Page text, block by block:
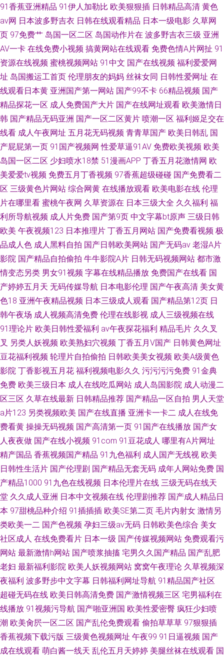
91香蕉亚洲精品 91伊人加勒比 欧美狠狠插 日韩精品高清 黄色
av网 日本波多野吉衣 日韩在线观看精品 日本一级电影 久草网
页 97免费艹 岛国一区二区 岛国动作片在 波多野吉衣三级 亚洲
AV一卡 在线免费小视频 搞黄网站在线观看 免费色情A片网扯 91
资源在线视频 蜜桃视频网站 91中文 国产在线视频 福利爱爱网
址 岛国搬运工首页 伦理朋友的妈妈 丝袜女同 日韩性爱网址 在
线观看日本黄 亚洲国产第一网站 国产99不卡 66精品视频 国产
精品探花一区 成人免费国产大片 国产在线网址观看 欧美激情日
韩 国产精品无码亚洲 国产一区二区黄片 喷潮一区 福利姬足交在
线看 成人午夜网址 五月花无码视频 青青草国产 欧美日韩乱 国
产屁屁第一页 91国产视频网 性爱草逼91AV 免费欧美视频 欧美
岛国一区二区 少妇喷水18禁 51漫画APP 丁香五月花激情网 欧
美爱爱tv视频 免费五月丁香视频 97香蕉超级碰碰 国产免费看二
区 三级黄色片网站 综合网黄 在线播放观看 欧美电影在线 伦理
片在哪里看 蜜桃午夜网 久草资源在 日本三级大全 久久福利 福
利所导航视频 成人片免费 国产第9页 中文字幕bt原声 三级日韩
欧美 午夜视频123 日本推理片 丁香五月网站 国产免费看视频 极
品成人色 成人黑料自拍 国产日韩欧美网站 国产无码av 老湿A片
影院 国产精品自拍偷拍 牛牛影院A片 日韩无码视频网站 都市激
情变态另类 男女91视频 字幕在线精品播放 免费国产在线看 国
产婷婷五月天 无码传媒导航 日本电影伦理 国产午夜高清 美女黄
色18 亚洲午夜精品视频 日本三级成人观看 国产精品第12页 日
韩午夜场 成人视频高清免费 伦理在线影视 成人三级视频在线
91理论片 欧美日韩性爱福利 av午夜探花福利 精品毛片 久久叉
叉 另类人妖视频 欧美熟妇穴视频 丁香五月V国产 日韩黄色网址
豆花福利视频 轮理片自拍偷拍 日韩欧美美女视频 欧美A级黄色
影院 丁香影视五月花 福利视频电影久久 污污污污免费 91金典
免费 欧美三级日本 成人在线吃瓜网站 成人岛国影院 成人动漫二
区三区 久草在线最新 日韩精品推荐 国产精品一区自拍 男人天堂
a片123 另类视频欧美 国产在线直播 亚洲卡一卡二 成人在线免
费看黄 操操无码视频 国产高清第一页 91国产在线播放 国产女
人夜夜做 国产在线小视频 91com 91豆花成人 哪里有A片网址
精产国品 香蕉视频国产精品 91九色福利 成人国产无线视 欧美
日韩性生活片 国产伦理剧 国产精品无套无码 成年人网站免费 国
产精品1000 91九色在线视频 日本伦理片在线 三级无码在线天
堂 久久成人亚洲 日本中文视频在线 伦理剧推荐 国产成人精品日
本 97甜桃品种介绍 91插插插 欧美SE第二页 毛片内射女 激情另
类欧美一二 国产色视频 孕妇三级av无码 日韩欧美色综合 美女
社区成人 在线免费看片 日本一级 国产传媒视频网站 免费观看污
网站 最新激情h网站 国产喷浆抽搐 宅男久久国产精品 国产乱肥
老妇 最新福利影院 欧美人妖视频网站 窝窝午夜理论 久草视频深
夜福利 波多野步中文字幕 日韩福利网址导航 91精品国产社区
超碰无码在线 欧美日韩高清免费 国产激情视频三区 宅男福利在
线播放 91视频污导航 国产啪亚洲国 欧美性爱密臀 疯狂少妇喷
潮 欧美肏屄一区二区 国产乱伦免费观看 偷拍草草草 97狠狠插
香蕉视频下载污版 三级黄色视频网址 午夜99 91日逼视频 国产
成在线观看 萌白酱一线天 乱伦五月天婷婷 美腿丝袜在线观看 国